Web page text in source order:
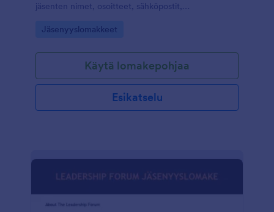
jäsenten nimet, osoitteet, sähköpostit,
käyttämällä tätä PayPal -rekisteröintilomaketta.
ammatti- tai opiskelijajäsenyyksista. Voit
vastaanottaa jäsenmaksut helposti PayPalin kautta.
Go to Category:
Jäsenyyslomakkeet
Käytä lomakepohjaa
Esikatselu